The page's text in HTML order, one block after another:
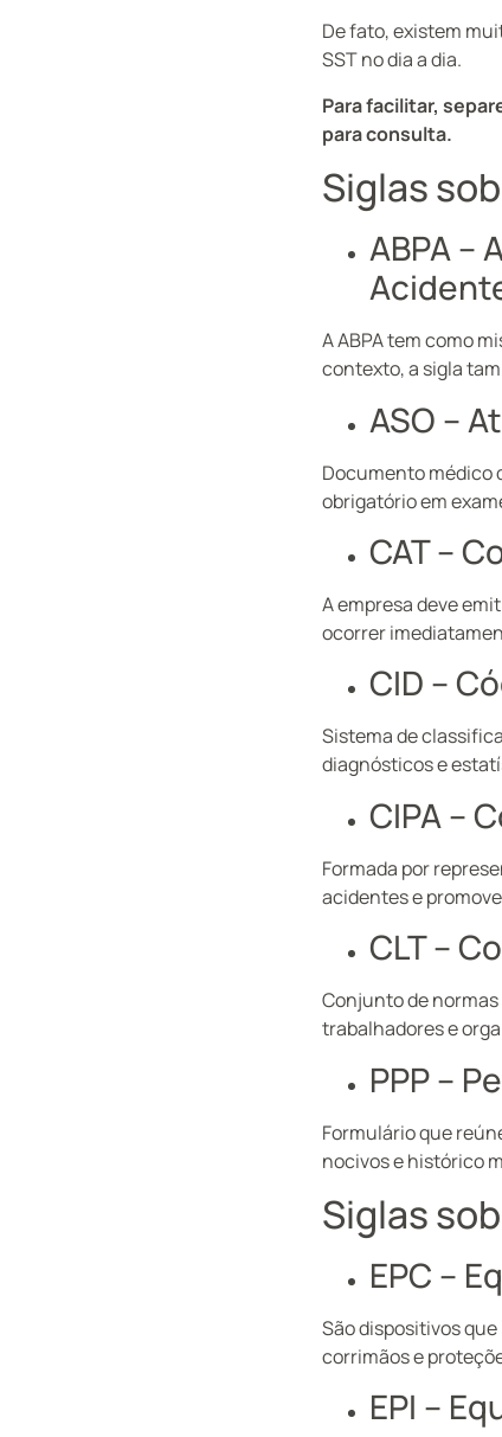
De fato, existem
SST no dia a dia.
Para facilitar,
para consulta.
Siglas
ABPA –
A ABPA tem como
contexto, a sigla
ASO –
Documento médico
obrigatório em
CAT –
A empresa deve
ocorrer
CID –
Sistema de
diagnósticos e
CIPA –
Formada por
acidentes e
CLT –
Conjunto de
trabalhadores e
PPP –
Formulário que
nocivos e histórico
Siglas
EPC –
São dispositivos
corrimãos e
EPI –